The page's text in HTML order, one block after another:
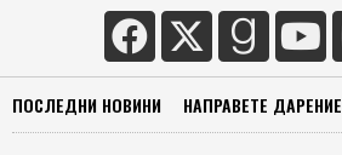
ПОСЛЕДНИ НОВИНИ НАПРАВЕТЕ ДАРЕНИЕ